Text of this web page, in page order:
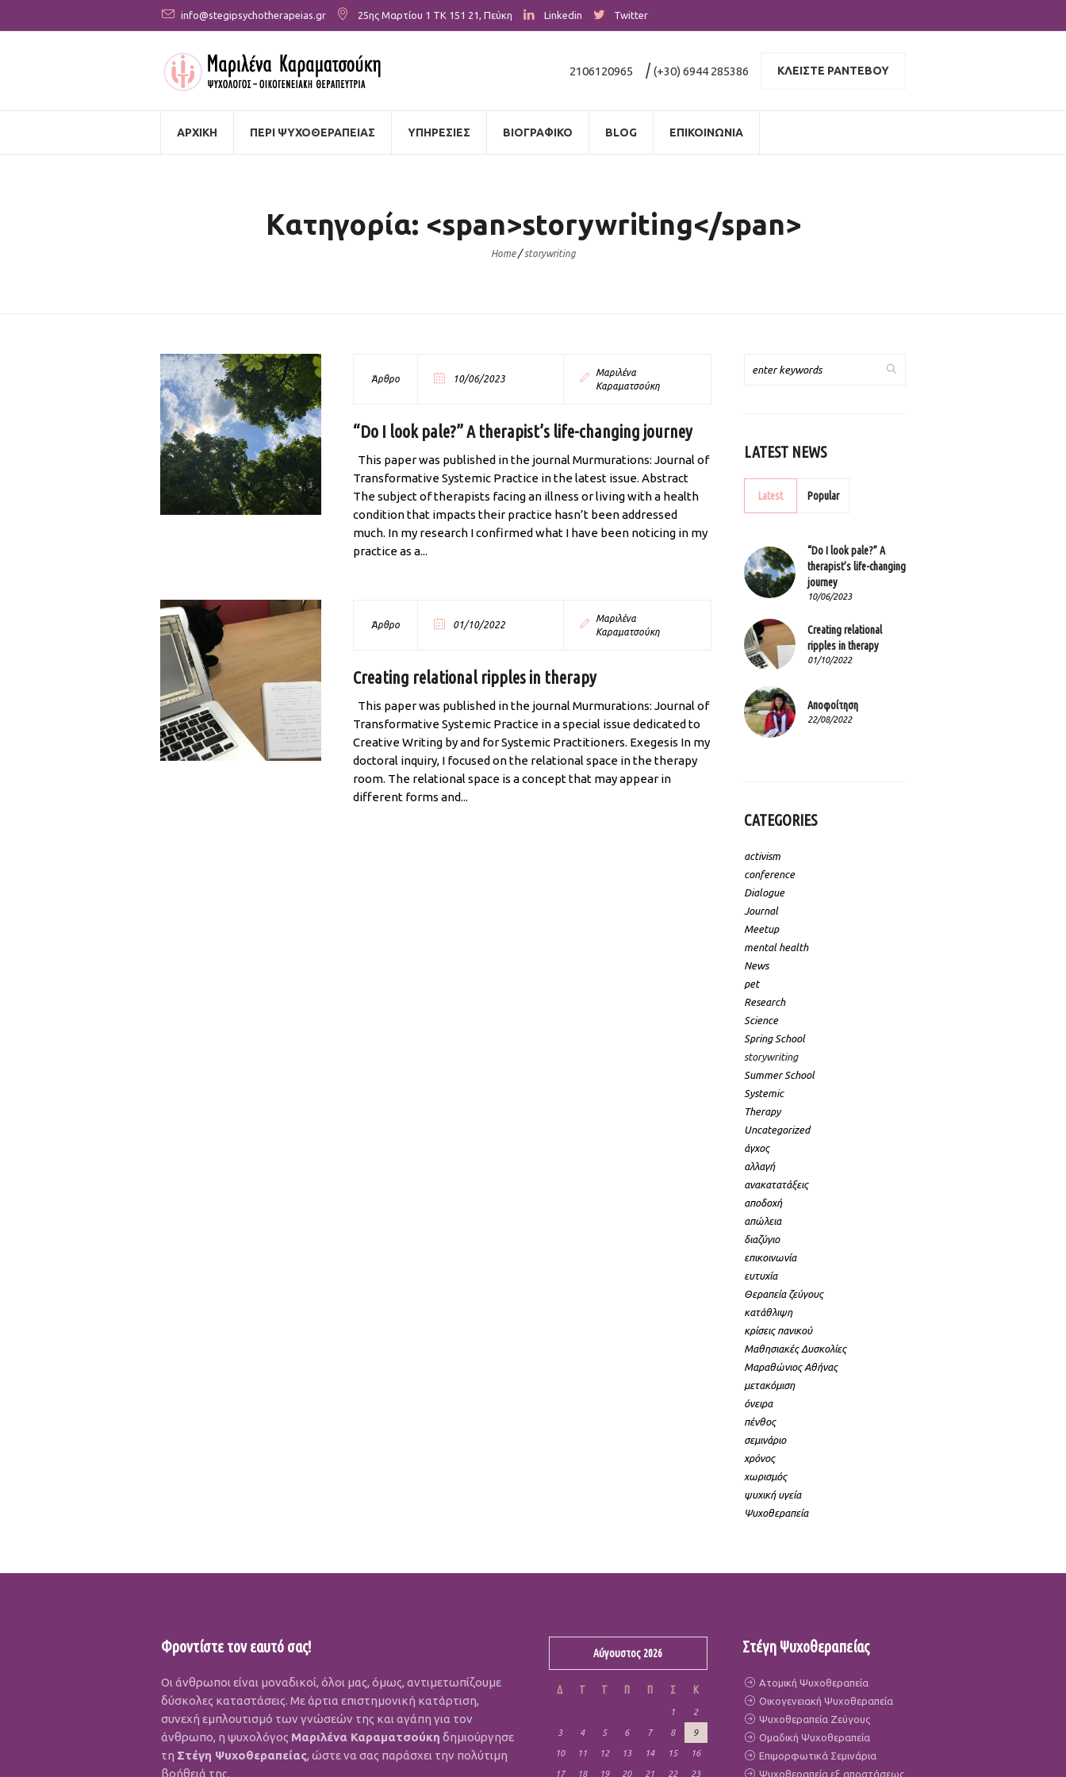
info@stegipsychotherapeias.gr 25ης Μαρτίου 1 ΤΚ 151 21, Πεύκη Linkedin Twitter
2106120965 |(+30) 6944 285386 ΚΛΕΙΣΤΕ ΡΑΝΤΕΒΟΥ
ΑΡΧΙΚΗ ΠΕΡΙ ΨΥΧΟΘΕΡΑΠΕΙΑΣ ΥΠΗΡΕΣΙΕΣ ΒΙΟΓΡΑΦΙΚΟ BLOG ΕΠΙΚΟΙΝΩΝΙΑ
Κατηγορία: <span>storywriting</span>
Home /storywriting
Άρθρο 10/06/2023
Μαριλένα
Καραματσούκη
“Do I look pale?” A therapist’s life-changing journey
This paper was published in the journal Murmurations: Journal of
Transformative Systemic Practice in the latest issue. Abstract
The subject of therapists facing an illness or living with a health
condition that impacts their practice hasn’t been addressed
much. In my research I confirmed what I have been noticing in my
practice as a...
Άρθρο 01/10/2022
Μαριλένα
Καραματσούκη
Creating relational ripples in therapy
This paper was published in the journal Murmurations: Journal of
Transformative Systemic Practice in a special issue dedicated to
Creative Writing by and for Systemic Practitioners. Exegesis In my
doctoral inquiry, I focused on the relational space in the therapy
room. The relational space is a concept that may appear in
different forms and...
LATEST NEWS
Latest Popular
“Do I look pale?” A
therapist’s life-changing
journey
10/06/2023
Creating relational
ripples in therapy
01/10/2022
Αποφοίτηση
22/08/2022
CATEGORIES
activism
conference
Dialogue
Journal
Meetup
mental health
News
pet
Research
Science
Spring School
storywriting
Summer School
Systemic
Therapy
Uncategorized
άγχος
αλλαγή
ανακατατάξεις
αποδοχή
απώλεια
διαζύγιο
επικοινωνία
ευτυχία
Θεραπεία ζεύγους
κατάθλιψη
κρίσεις πανικού
Μαθησιακές Δυσκολίες
Μαραθώνιος Αθήνας
μετακόμιση
όνειρα
πένθος
σεμινάριο
χρόνος
χωρισμός
ψυχική υγεία
Ψυχοθεραπεία
Φροντίστε τον εαυτό σας!
Οι άνθρωποι είναι μοναδικοί, όλοι μας, όμως, αντιμετωπίζουμε
δύσκολες καταστάσεις. Με άρτια επιστημονική κατάρτιση,
συνεχή εμπλουτισμό των γνώσεών της και αγάπη για τον
άνθρωπο, η ψυχολόγος Μαριλένα Καραματσούκη δημιούργησε
τη Στέγη Ψυχοθεραπείας, ώστε να σας παράσχει την πολύτιμη
βοήθειά της.
Αύγουστος 2026
Δ Τ Τ Π Π Σ Κ
1 2
3 4 5 6 7 8 9
10 11 12 13 14 15 16
17 18 19 20 21 22 23
Στέγη Ψυχοθεραπείας
Ατομική Ψυχοθεραπεία
Οικογενειακή Ψυχοθεραπεία
Ψυχοθεραπεία Ζεύγους
Ομαδική Ψυχοθεραπεία
Επιμορφωτικά Σεμινάρια
Ψυχοθεραπεία εξ αποστάσεως